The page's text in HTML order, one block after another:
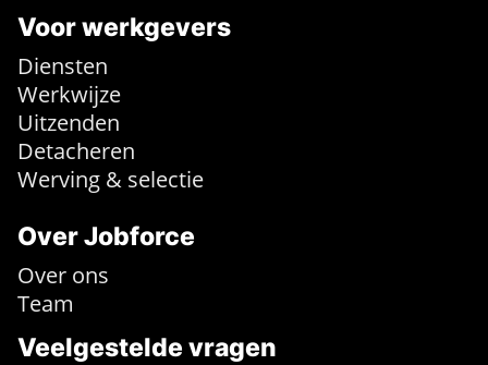
Voor werkgevers
Diensten
Werkwijze
Uitzenden
Detacheren
Werving & selectie
Over Jobforce
Over ons
Team
Veelgestelde vragen